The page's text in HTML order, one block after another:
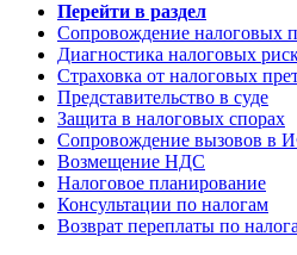
Перейти в раздел
Сопровождение налоговых
Диагностика налоговых
Страховка от налоговых
Представительство в суде
Защита в налоговых спорах
Сопровождение вызовов в
Возмещение НДС
Налоговое планирование
Консультации по налогам
Возврат переплаты по